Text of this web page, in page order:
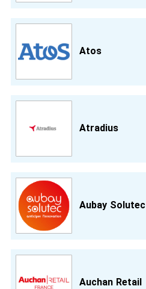
Atos
Atradius
Aubay Solutec
Auchan Retail